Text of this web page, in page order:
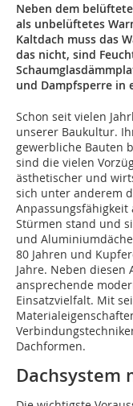
Neben dem
als unbelüftetes
Kaltdach muss das
das nicht, sind
und Dampfsperre in
Schon seit vielen
unserer Baukultur.
gewerbliche Bauten
sind die vielen
ästhetischer und
sich unter anderem
Stürmen stand und
und
80 Jahren und
Jahre. Neben
ansprechende
Einsatzvielfalt. Mit
Dachformen.
Dachsystem